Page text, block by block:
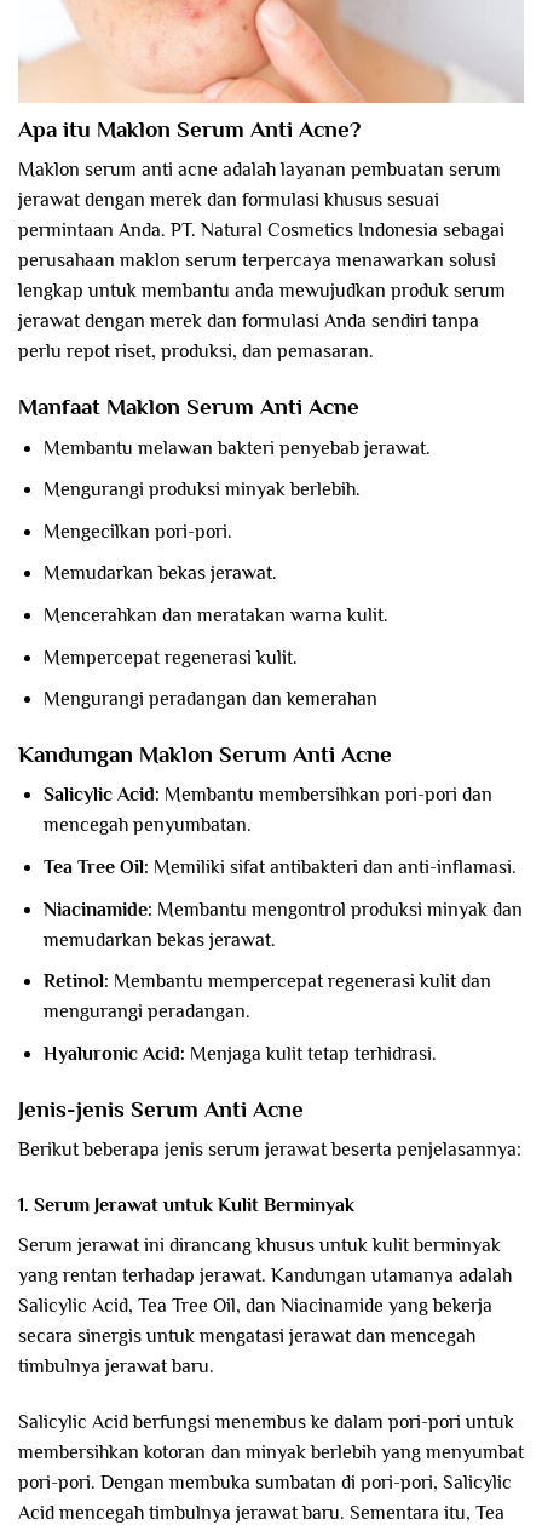
Apa itu Maklon Serum Anti Acne?
Maklon serum anti acne adalah layanan pembuatan serum
jerawat dengan merek dan formulasi khusus sesuai
permintaan Anda. PT. Natural Cosmetics Indonesia sebagai
perusahaan maklon serum terpercaya menawarkan solusi
lengkap untuk membantu anda mewujudkan produk serum
jerawat dengan merek dan formulasi Anda sendiri tanpa
perlu repot riset, produksi, dan pemasaran.
Manfaat Maklon Serum Anti Acne
Membantu melawan bakteri penyebab jerawat.
Mengurangi produksi minyak berlebih.
Mengecilkan pori-pori.
Memudarkan bekas jerawat.
Mencerahkan dan meratakan warna kulit.
Mempercepat regenerasi kulit.
Mengurangi peradangan dan kemerahan
Kandungan Maklon Serum Anti Acne
Salicylic Acid: Membantu membersihkan pori-pori dan
mencegah penyumbatan.
Tea Tree Oil: Memiliki sifat antibakteri dan anti-inflamasi.
Niacinamide: Membantu mengontrol produksi minyak dan
memudarkan bekas jerawat.
Retinol: Membantu mempercepat regenerasi kulit dan
mengurangi peradangan.
Hyaluronic Acid: Menjaga kulit tetap terhidrasi.
Jenis-jenis Serum Anti Acne
Berikut beberapa jenis serum jerawat beserta penjelasannya:
1. Serum Jerawat untuk Kulit Berminyak
Serum jerawat ini dirancang khusus untuk kulit berminyak
yang rentan terhadap jerawat. Kandungan utamanya adalah
Salicylic Acid, Tea Tree Oil, dan Niacinamide yang bekerja
secara sinergis untuk mengatasi jerawat dan mencegah
timbulnya jerawat baru.
Salicylic Acid berfungsi menembus ke dalam pori-pori untuk
membersihkan kotoran dan minyak berlebih yang menyumbat
pori-pori. Dengan membuka sumbatan di pori-pori, Salicylic
Acid mencegah timbulnya jerawat baru. Sementara itu, Tea